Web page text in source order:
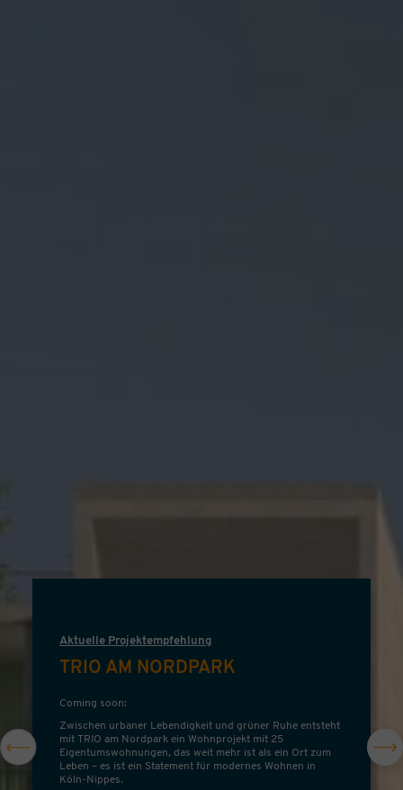
Aktuelle Projektempfehlung
TRIO AM NORDPARK
Coming soon:
Zwischen urbaner Lebendigkeit und grüner Ruhe entsteht
mit TRIO am Nordpark ein Wohnprojekt mit 25
Eigentumswohnungen, das weit mehr ist als ein Ort zum
Leben – es ist ein Statement für modernes Wohnen in
Köln-Nippes.